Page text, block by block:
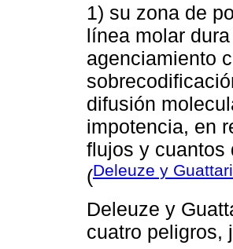
1) su zona de
línea molar
agenciamiento
difusión
impotencia, en
flujos y cuantos
(Deleuze y
Deleuze y
cuatro peligros,